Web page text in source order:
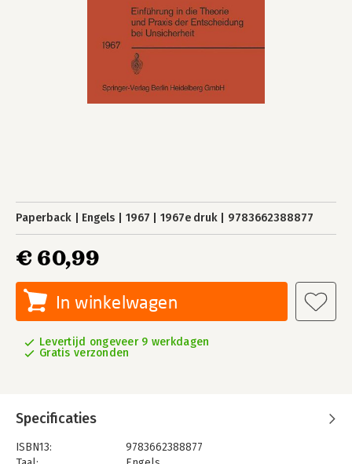
Paperback Engels 1967 1967e druk 9783662388877
€ 60,99
In winkelwagen
Levertijd ongeveer 9 werkdagen
Gratis verzonden
Specificaties
ISBN13:
9783662388877